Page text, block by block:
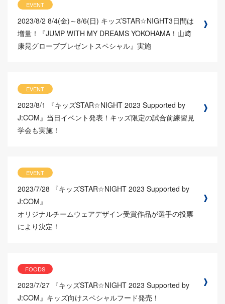
EVENT
2023/8/2 8/4(金)～8/6(日) キッズSTAR☆NIGHT3日間は
増量！『JUMP WITH MY DREAMS YOKOHAMA！山﨑
康晃グローブプレゼントスペシャル』実施
EVENT
2023/8/1
『キッズSTAR☆NIGHT 2023 Supported by
J:COM』当日イベント発表！キッズ限定の試合前練習見
学会も実施！
EVENT
2023/7/28
『キッズSTAR☆NIGHT 2023 Supported by
J:COM』
オリジナルチームウェアデザイン受賞作品が選手の投票
により決定！
FOODS
2023/7/27 『キッズSTAR☆NIGHT 2023 Supported by
J:COM』キッズ向けスペシャルフード発売！